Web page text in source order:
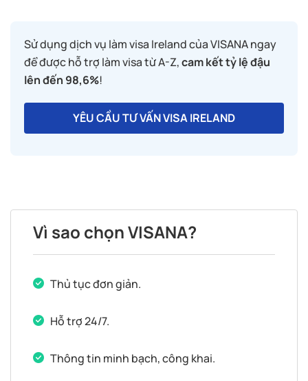
và thu nhập;
Sử dụng dịch vụ làm visa Ireland của VISANA ngay
để được hỗ trợ làm visa từ A-Z,cam kết tỷ lệ đậu
lên đến 98,6%!
YÊU CẦU TƯ VẤN VISA IRELAND
Vì sao chọn VISANA?
Thủ tục đơn giản.
Hỗ trợ 24/7.
Thông tin minh bạch, công khai.